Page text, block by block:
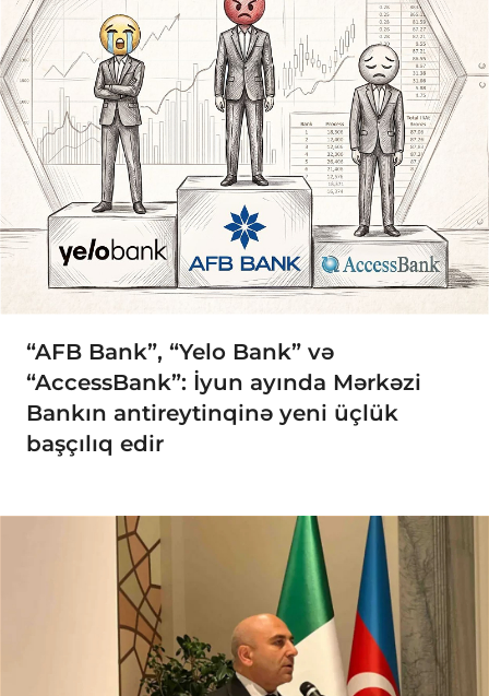
“AFB Bank”, “Yelo Bank” və
“AccessBank”: İyun ayında Mərkəzi
Bankın antireytinqinə yeni üçlük
başçılıq edir